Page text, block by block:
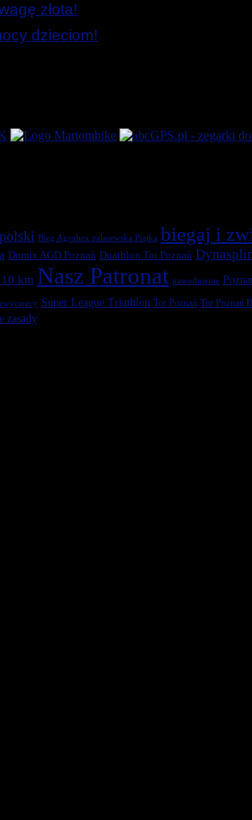
złota!
dzieciom!
Bieg Agrobex zalasewska Piątka biegaj i
Domix AGD Poznań Duathlon Tor Poznań
km Nasz Patronat nawodnienie
Super League Triathlon Tor Poznań Tor Poznań
zasady